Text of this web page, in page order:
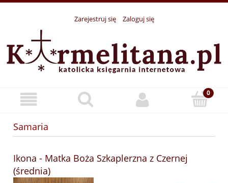
Zarejestruj się Zaloguj się
Samaria
Ikona - Matka Boża Szkaplerzna z Czernej
(średnia)